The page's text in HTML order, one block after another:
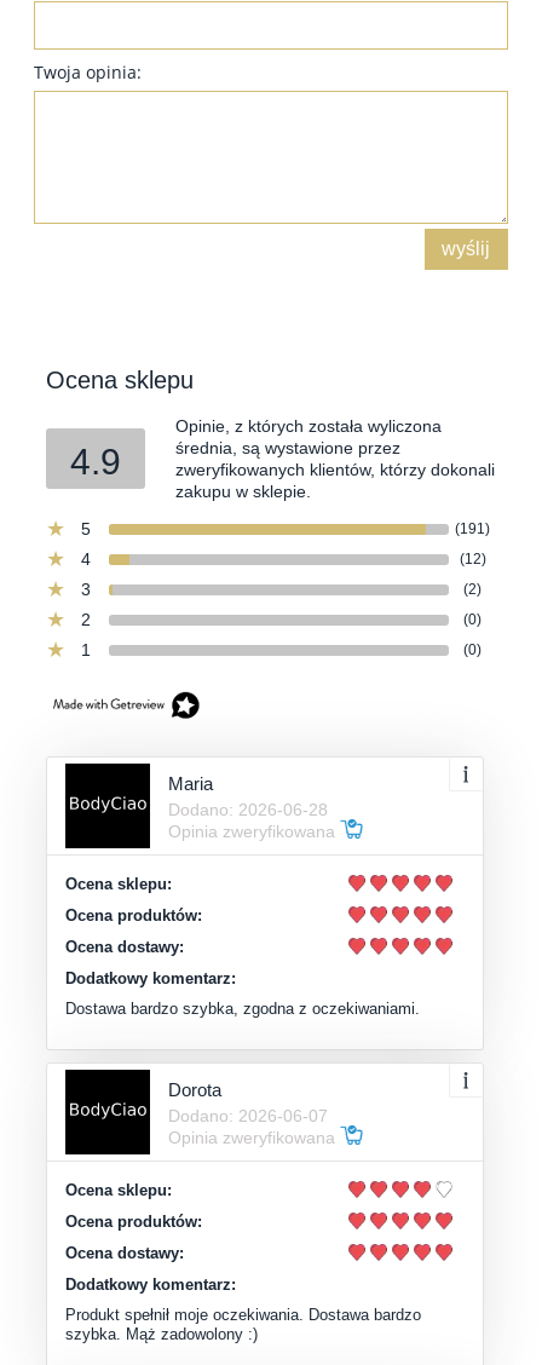
Twoja opinia:
wyślij
Ocena sklepu
4.9
Opinie, z których została wyliczona
średnia, są wystawione przez
zweryfikowanych klientów, którzy dokonali
zakupu w sklepie.
5
(191)
4 (12)
3 (2)
2 (0)
1 (0)
Maria
Dodano: 2026-06-28
Opinia zweryfikowana
Ocena sklepu:
Ocena produktów:
Ocena dostawy:
Dodatkowy komentarz:
Dostawa bardzo szybka, zgodna z oczekiwaniami.
Dorota
Dodano: 2026-06-07
Opinia zweryfikowana
Ocena sklepu:
Ocena produktów:
Ocena dostawy:
Dodatkowy komentarz:
Produkt spełnił moje oczekiwania. Dostawa bardzo
szybka. Mąż zadowolony :)